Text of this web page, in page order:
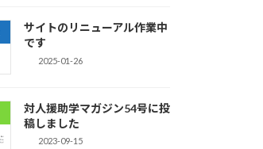
サイトのリニューアル作業中
です
2025-01-26
対人援助学マガジン54号に投
稿しました
2023-09-15